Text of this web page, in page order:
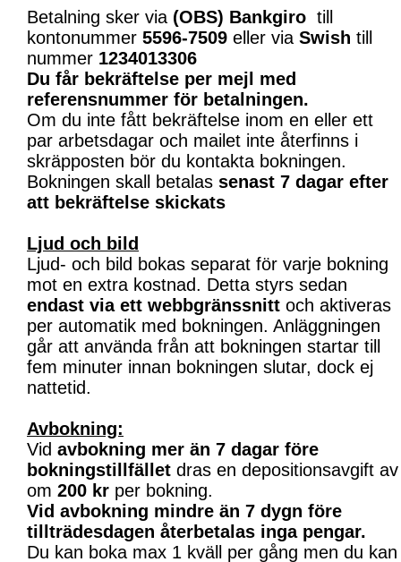
Betalning sker via (OBS) Bankgiro till
kontonummer 5596-7509 eller via Swish till
nummer 1234013306
Du får bekräftelse per mejl med
referensnummer för betalningen.
Om du inte fått bekräftelse inom en eller ett
par arbetsdagar och mailet inte återfinns i
skräpposten bör du kontakta bokningen.
Bokningen skall betalas senast 7 dagar efter
att bekräftelse skickats
Ljud och bild
Ljud- och bild bokas separat för varje bokning
mot en extra kostnad. Detta styrs sedan
endast via ett webbgränssnitt och aktiveras
per automatik med bokningen. Anläggningen
går att använda från att bokningen startar till
fem minuter innan bokningen slutar, dock ej
nattetid.
Avbokning:
Vid avbokning mer än 7 dagar före
bokningstillfället dras en depositionsavgift av
om 200 kr per bokning.
Vid avbokning mindre än 7 dygn före
tillträdesdagen återbetalas inga pengar.
Du kan boka max 1 kväll per gång men du kan